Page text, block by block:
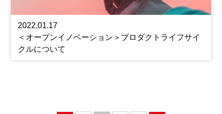
2022.01.17
＜オープンイノベーション＞プロダクトライフサイ
クルについて